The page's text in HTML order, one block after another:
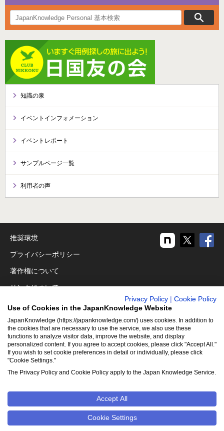
知識の泉
イベントインフォメーション
イベントレポート
サンプルページ一覧
利用者の声
推奨環境
プライバシーポリシー
著作権について
リンクについて
免責事項
運営会社
アクセシビリティ対応
クッキーポリシー
Cookie設定
NetAdvance Inc. All rights reserved.
写真・イラスト等のすべてのコンテンツの無断複写・転載を禁じ
Privacy Policy
Cookie Policy
Use of Cookies in the JapanKnowledge Website
JapanKnowledge (https://japanknowledge.com/) uses cookies. In addition to
the cookies that are necessary to use the service, we also use these
functions to analyze visitor data, improve the website, and display
personalized content. If you agree to accept cookies, please click "Accept All."
If you wish to set cookie preferences in detail or individually, please click
"Cookie Settings."
The Privacy Policy and Cookie Policy apply to the Japan Knowledge Service.
Accept All
Cookie Settings